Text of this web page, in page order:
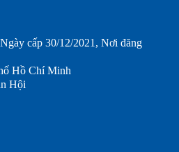
cấp 30/12/2021, Nơi đăng
Hồ Chí Minh
Hội